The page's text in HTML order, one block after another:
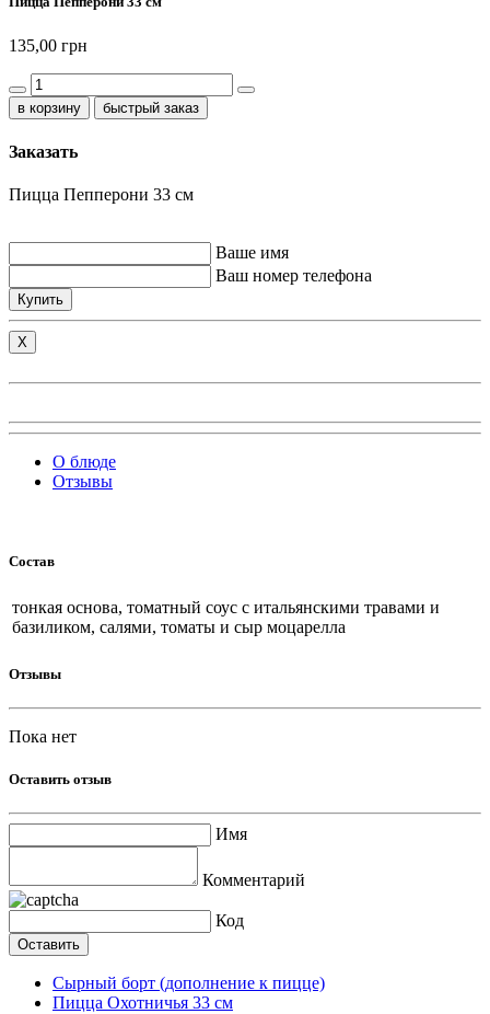
135,00 грн
быстрый заказ
Заказать
Пицца Пепперони 33 см
Ваше имя
Ваш номер телефона
Купить
X
О блюде
Отзывы
Состав
тонкая основа, томатный соус с итальянскими травами и
базиликом, салями, томаты и сыр моцарелла
Отзывы
Пока нет
Оставить отзыв
Имя
Комментарий
Код
Сырный борт (дополнение к пицце)
Пицца Охотничья 33 см